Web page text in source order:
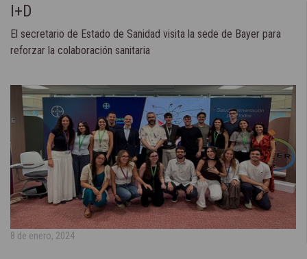
I+D
El secretario de Estado de Sanidad visita la sede de Bayer para
reforzar la colaboración sanitaria
8 de enero, 2024